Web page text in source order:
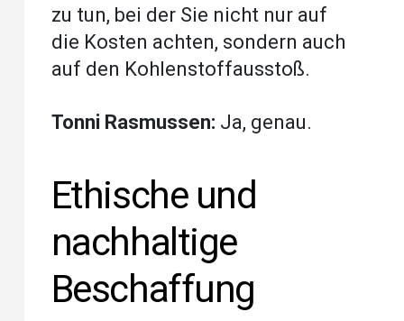
zu tun, bei der Sie nicht nur auf
die Kosten achten, sondern auch
auf den Kohlenstoffausstoß.
Tonni Rasmussen: Ja, genau.
Ethische und
nachhaltige
Beschaffung